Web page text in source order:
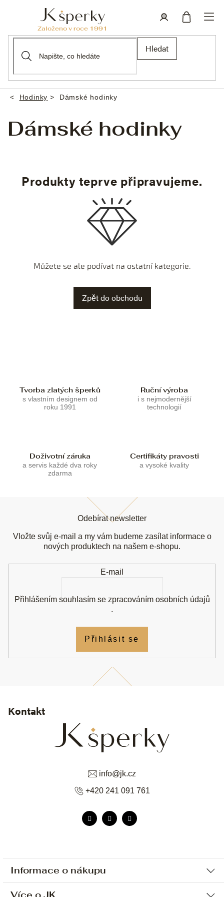
Hledat
Domů
Hodinky Dámské hodinky
Dámské hodinky
Produkty teprve připravujeme.
Můžete se ale podívat na ostatní kategorie.
Zpět do obchodu
Tvorba zlatých šperků
s vlastním designem od
roku 1991
Ruční výroba
i s nejmodernější
technologií
Doživotní záruka
a servis každé dva roky
zdarma
Certifikáty pravosti
a vysoké kvality
Informace o nákupu
Kontakt
info@jk.cz
+420 241 091 761
Odebírat newsletter
Vložte svůj e-mail a my vám budeme zasílat informace o
nových produktech na našem e-shopu.
E-mail
Přihlášením souhlasím se zpracováním osobních údajů
.
Přihlásit se